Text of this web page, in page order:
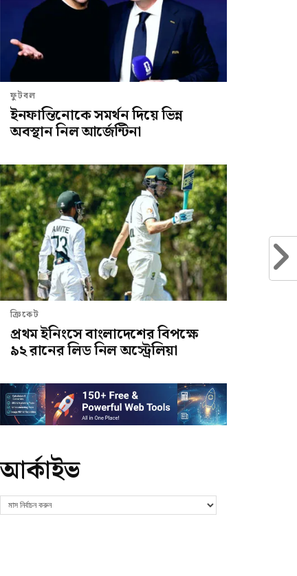
ফুটবল
ইনফান্তিনোকে সমর্থন দিয়ে ভিন্ন
অবস্থান নিল আর্জেন্টিনা
ক্রিকেট
প্রথম ইনিংসে বাংলাদেশের বিপক্ষে
৯২ রানের লিড নিল অস্ট্রেলিয়া
আর্কাইভ